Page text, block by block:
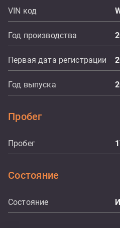
VIN код
Год производства
Первая дата регистрации
Год выпуска
Пробег
Пробег
Состояние
Состояние